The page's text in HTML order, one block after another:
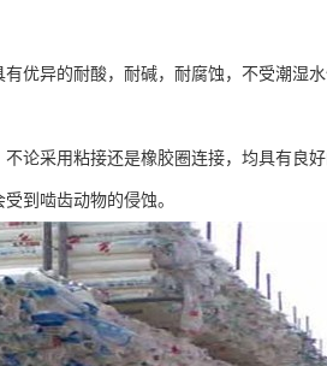
优异的耐酸，耐碱，耐腐蚀，不受潮湿
论采用粘接还是橡胶圈连接，均具有良好
到啮齿动物的侵蚀。